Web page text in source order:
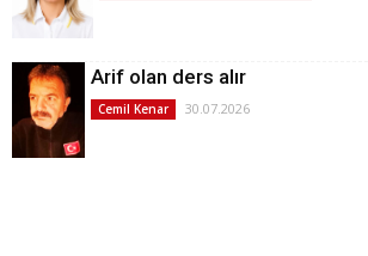
Arif olan ders alır
Cemil Kenar 30.07.2026